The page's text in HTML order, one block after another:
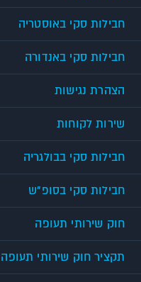
חבילות סקי באוסטריה
חבילות סקי באנדורה
הצהרת נגישות
שירות לקוחות
חבילות סקי בבולגריה
חבילות סקי בסופ"ש
חוק שירותי תעופה
תקציר חוק שירותי תעופה